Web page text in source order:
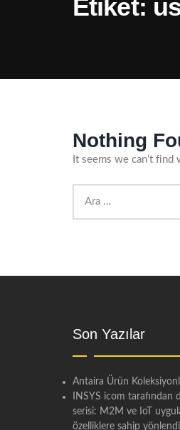
Etiket:
Nothing
It seems we can’t
Son Yazılar
Antaira Ürün
INSYS icom
serisi: M2M ve IoT
özelliklere sahip